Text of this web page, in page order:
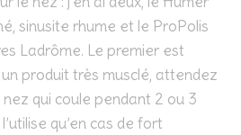
sinusite rhume et le ProPolis
Ladrôme. Le premier est
produit très musclé, attendez
qui coule pendant 2 ou 3
qu’en cas de fort